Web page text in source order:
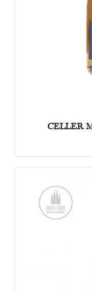
CELLER
OPTIES